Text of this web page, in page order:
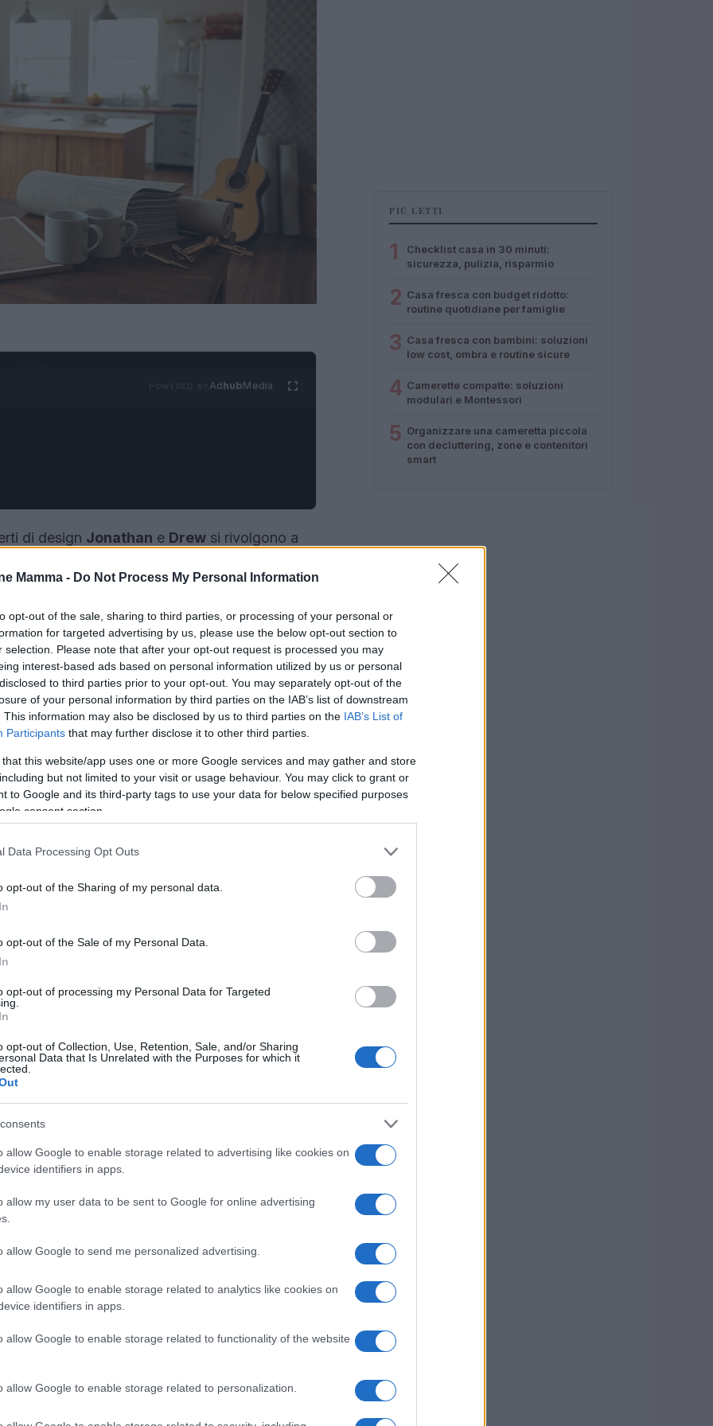
Mamma - Do Not Process My Personal Information
opt-out of the sale, sharing to third parties, or processing of your personal or
for targeted advertising by us, please use the below opt-out section to
selection. Please note that after your opt-out request is processed you may
interest-based ads based on personal information utilized by us or personal
to third parties prior to your opt-out. You may separately opt-out of the
of your personal information by third parties on the IAB’s list of downstream
This information may also be disclosed by us to third parties on the IAB’s List of
Participants that may further disclose it to other third parties.
that this website/app uses one or more Google services and may gather and store
but not limited to your visit or usage behaviour. You may click to grant or
to Google and its third-party tags to use your data for below specified purposes
consent section.
Data Processing Opt Outs
opt-out of the Sharing of my personal data.
opt-out of the Sale of my Personal Data.
opt-out of processing my Personal Data for Targeted
opt-out of Collection, Use, Retention, Sale, and/or Sharing
Data that Is Unrelated with the Purposes for which it
allow Google to enable storage related to advertising like cookies on
identifiers in apps.
allow my user data to be sent to Google for online advertising
allow Google to send me personalized advertising.
allow Google to enable storage related to analytics like cookies on
identifiers in apps.
allow Google to enable storage related to functionality of the website
allow Google to enable storage related to personalization.
AdhubMedia
di design Jonathan e Drew si rivolgono a
format di assistenza in un progetto a casa
abitazione rende il percorso più intimo e allo
riguarda non solo l’estetica ma la
missioneassume un doppio significato: è sia
uno spazio che rispecchi i bisogni di
Ogni episodio dura circa60 mine
problematiche tipiche della
e Pat
il trasferimento a Nashville .
le dinamiche: non si tratta solo di
delle aspettative personali. Il percorso
del loro lavoro con scelte intime
contesto il termine
e le soluzioni proposte mettono in
che possono essere applicate in progetti
PIÙ LETTI
1
Checklist casa in 30 minuti:
sicurezza, pulizia, risparmio
2 Casa fresca con budget ridotto:
routine quotidiane per famiglie
3 Casa fresca con bambini: soluzioni
low cost, ombra e routine sicure
4 Camerette compatte: soluzioni
modulari e Montessori
5 Organizzare una cameretta piccola
con decluttering, zone e contenitori
smart